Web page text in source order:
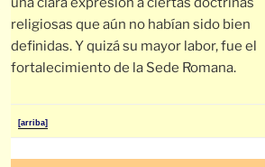
religiosas que aún no habían sido bien
definidas. Y quizá su mayor labor, fue el
fortalecimiento de la Sede Romana.
[arriba]